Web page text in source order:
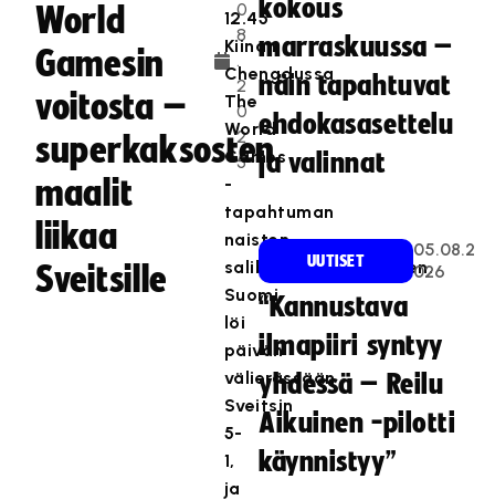
World
Gamesin
voitosta –
superkaksosten
maalit
liikaa
Sveitsille
0
8
.
2
0
2
5
12.45
Kiinan
Chengdussa
The
World
Games
-
tapahtuman
naisten
salibandymestaruuden.
Suomi
löi
päivän
välierässään
Sveitsin
5-
1,
ja
kokous
marraskuussa –
näin tapahtuvat
ehdokasasettelu
ja valinnat
UUTISET
05.08.2
026
“Kannustava
ilmapiiri syntyy
yhdessä – Reilu
Aikuinen -pilotti
käynnistyy”